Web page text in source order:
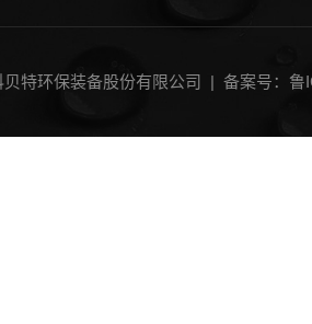
特环保装备股份有限公司 | 备案号：鲁